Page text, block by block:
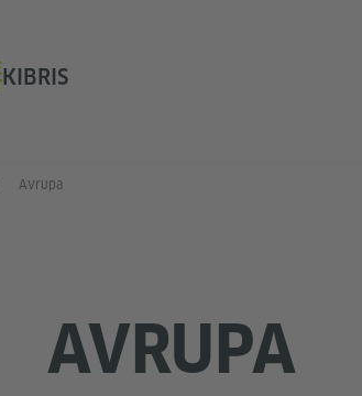
KIBRIS
Avrupa
AVRUPA